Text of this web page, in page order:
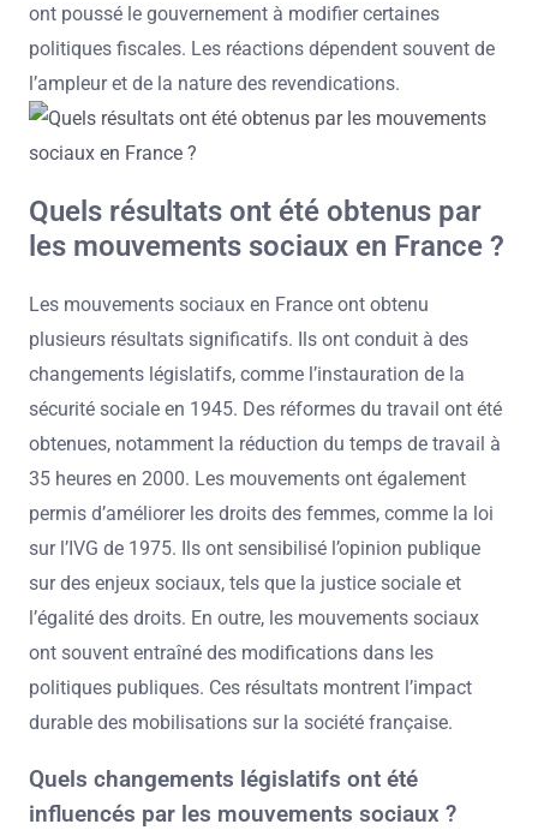
ont poussé le gouvernement à modifier certaines
politiques fiscales. Les réactions dépendent souvent de
l’ampleur et de la nature des revendications.
Quels résultats ont été obtenus par
les mouvements sociaux en France ?
Les mouvements sociaux en France ont obtenu
plusieurs résultats significatifs. Ils ont conduit à des
changements législatifs, comme l’instauration de la
sécurité sociale en 1945. Des réformes du travail ont été
obtenues, notamment la réduction du temps de travail à
35 heures en 2000. Les mouvements ont également
permis d’améliorer les droits des femmes, comme la loi
sur l’IVG de 1975. Ils ont sensibilisé l’opinion publique
sur des enjeux sociaux, tels que la justice sociale et
l’égalité des droits. En outre, les mouvements sociaux
ont souvent entraîné des modifications dans les
politiques publiques. Ces résultats montrent l’impact
durable des mobilisations sur la société française.
Quels changements législatifs ont été
influencés par les mouvements sociaux ?